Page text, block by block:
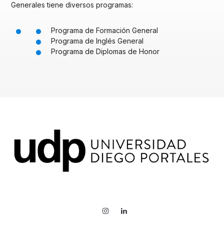
Generales tiene diversos programas:
Programa de Formación General
Programa de Inglés General
Programa de Diplomas de Honor